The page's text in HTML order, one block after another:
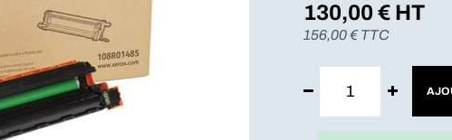
130,00€ HT
156,00€ TTC